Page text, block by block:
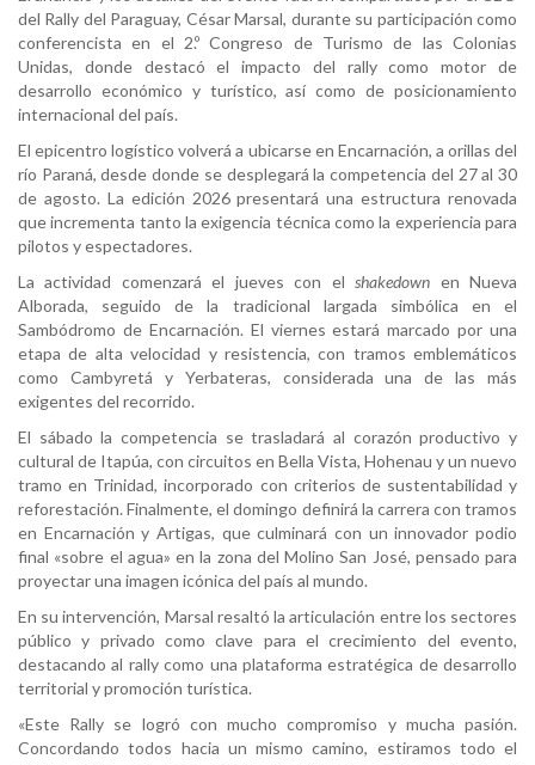
del Rally del Paraguay, César Marsal, durante su participación como
conferencista en el 2.º Congreso de Turismo de las Colonias
Unidas, donde destacó el impacto del rally como motor de
desarrollo económico y turístico, así como de posicionamiento
internacional del país.
El epicentro logístico volverá a ubicarse en Encarnación, a orillas del
río Paraná, desde donde se desplegará la competencia del 27 al 30
de agosto. La edición 2026 presentará una estructura renovada
que incrementa tanto la exigencia técnica como la experiencia para
pilotos y espectadores.
La actividad comenzará el jueves con elshakedown en Nueva
Alborada, seguido de la tradicional largada simbólica en el
Sambódromo de Encarnación. El viernes estará marcado por una
etapa de alta velocidad y resistencia, con tramos emblemáticos
como Cambyretá y Yerbateras, considerada una de las más
exigentes del recorrido.
El sábado la competencia se trasladará al corazón productivo y
cultural de Itapúa, con circuitos en Bella Vista, Hohenau y un nuevo
tramo en Trinidad, incorporado con criterios de sustentabilidad y
reforestación. Finalmente, el domingo definirá la carrera con tramos
en Encarnación y Artigas, que culminará con un innovador podio
final «sobre el agua» en la zona del Molino San José, pensado para
proyectar una imagen icónica del país al mundo.
En su intervención, Marsal resaltó la articulación entre los sectores
público y privado como clave para el crecimiento del evento,
destacando al rally como una plataforma estratégica de desarrollo
territorial y promoción turística.
«Este Rally se logró con mucho compromiso y mucha pasión.
Concordando todos hacia un mismo camino, estiramos todo el